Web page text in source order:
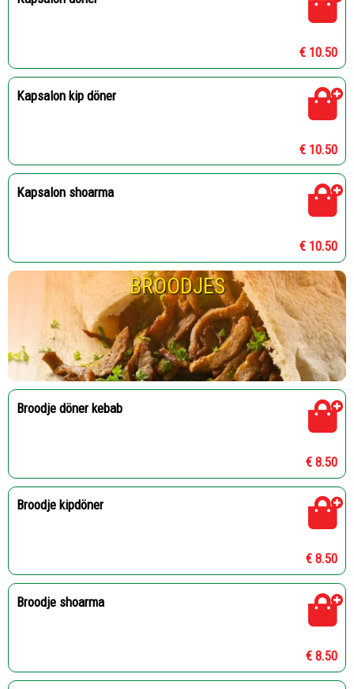
€ 10.50
Kapsalon kip döner
€ 10.50
Kapsalon shoarma
€ 10.50
BROODJES
Broodje döner kebab
€ 8.50
Broodje kipdöner
€ 8.50
Broodje shoarma
€ 8.50